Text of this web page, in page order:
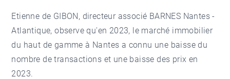
Etienne de GIBON, directeur associé BARNES Nantes -
Atlantique, observe qu'en 2023, le marché immobilier
du haut de gamme à Nantes a connu une baisse du
nombre de transactions et une baisse des prix en
2023.